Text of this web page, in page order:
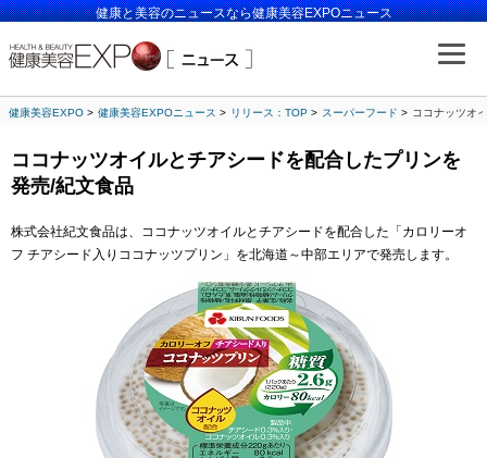
健康と美容のニュースなら健康美容EXPOニュース
健康美容EXPO 健康美容EXPOニュース リリース：TOP スーパーフード ココナッツオ
ココナッツオイルとチアシードを配合したプリンを
発売/紀文食品
株式会社紀文食品は、ココナッツオイルとチアシードを配合した「カロリーオ
フ チアシード入りココナッツプリン」を北海道～中部エリアで発売します。